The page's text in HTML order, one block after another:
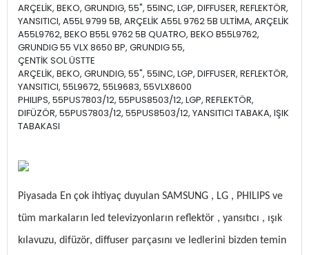
ARÇELİK, BEKO, GRUNDIG, 55", 55INC, LGP, DIFFUSER, REFLEKTÖR,
YANSITICI, A55L 9799 5B, ARÇELİK A55L 9762 5B ULTİMA, ARÇELİK
A55L9762, BEKO B55L 9762 5B QUATRO, BEKO B55L9762,
GRUNDIG 55 VLX 8650 BP, GRUNDIG 55,
ÇENTİK SOL ÜSTTE
ARÇELİK, BEKO, GRUNDIG, 55", 55INC, LGP, DIFFUSER, REFLEKTÖR,
YANSITICI, 55L9672, 55L9683, 55VLX8600
PHILIPS, 55PUS7803/12, 55PUS8503/12, LGP, REFLEKTÖR,
DIFÜZÖR, 55PUS7803/12, 55PUS8503/12, YANSITICI TABAKA, IŞIK
TABAKASI
Piyasada En çok ihtiyaç duyulan SAMSUNG , LG , PHILIPS ve
tüm markaların led televizyonların reflektör , yansıtıcı , ışık
kılavuzu, difüzör, diffuser parçasını ve ledlerini bizden temin